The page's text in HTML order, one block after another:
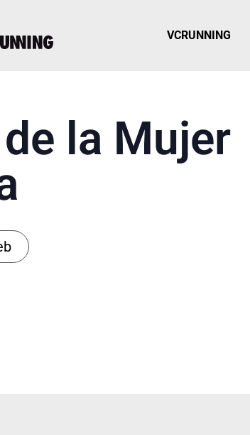
VCRUNNING
la Mujer